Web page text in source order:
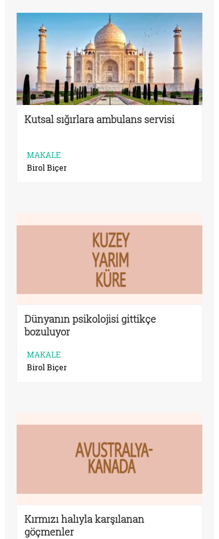
Kutsal sığırlara ambulans servisi
MAKALE
Birol Biçer
Dünyanın psikolojisi gittikçe
bozuluyor
MAKALE
Birol Biçer
Kırmızı halıyla karşılanan
göçmenler